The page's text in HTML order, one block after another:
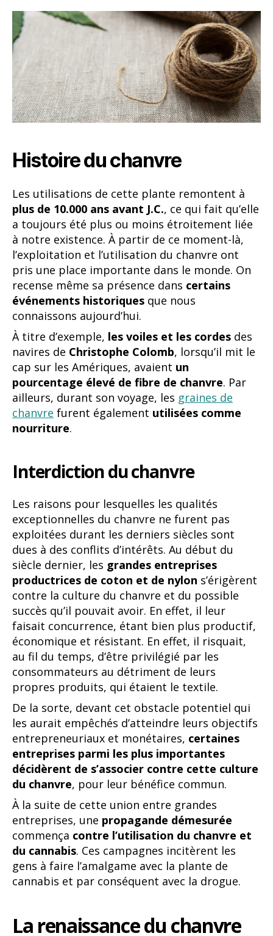
Histoire du chanvre
Les utilisations de cette plante remontent à
plus de 10.000 ans avant J.C., ce qui fait qu’elle
a toujours été plus ou moins étroitement liée
à notre existence. À partir de ce moment-là,
l’exploitation et l’utilisation du chanvre ont
pris une place importante dans le monde. On
recense même sa présence dans certains
événements historiques que nous
connaissons aujourd’hui.
À titre d’exemple, les voiles et les cordes des
navires de Christophe Colomb, lorsqu’il mit le
cap sur les Amériques, avaient un
pourcentage élevé de fibre de chanvre. Par
ailleurs, durant son voyage, les graines de
chanvre furent également utilisées comme
nourriture.
Interdiction du chanvre
Les raisons pour lesquelles les qualités
exceptionnelles du chanvre ne furent pas
exploitées durant les derniers siècles sont
dues à des conflits d’intérêts. Au début du
siècle dernier, les grandes entreprises
productrices de coton et de nylon s’érigèrent
contre la culture du chanvre et du possible
succès qu’il pouvait avoir. En effet, il leur
faisait concurrence, étant bien plus productif,
économique et résistant. En effet, il risquait,
au fil du temps, d’être privilégié par les
consommateurs au détriment de leurs
propres produits, qui étaient le textile.
De la sorte, devant cet obstacle potentiel qui
les aurait empêchés d’atteindre leurs objectifs
entrepreneuriaux et monétaires, certaines
entreprises parmi les plus importantes
décidèrent de s’associer contre cette culture
du chanvre, pour leur bénéfice commun.
À la suite de cette union entre grandes
entreprises, une propagande démesurée
commença contre l’utilisation du chanvre et
du cannabis. Ces campagnes incitèrent les
gens à faire l’amalgame avec la plante de
cannabis et par conséquent avec la drogue.
La renaissance du chanvre